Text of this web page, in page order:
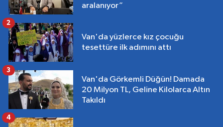
aralanıyor”
Van'da yüzlerce kız çocuğu
tesettüre ilk adımını attı
2
Van'da Görkemli Düğün! Damada
20 Milyon TL, Geline Kilolarca Altın
Takıldı
3
4